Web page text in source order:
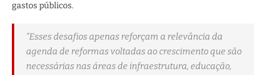
gastos públicos.
“Esses desafios apenas reforçam a relevância da
agenda de reformas voltadas ao crescimento que são
necessárias nas áreas de infraestrutura, educação,